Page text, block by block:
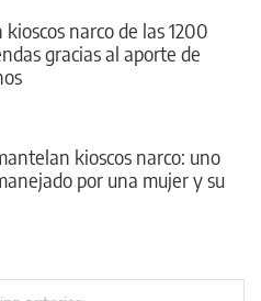
kioscos narco de las 1200
gracias al aporte de
kioscos narco: uno
por una mujer y su